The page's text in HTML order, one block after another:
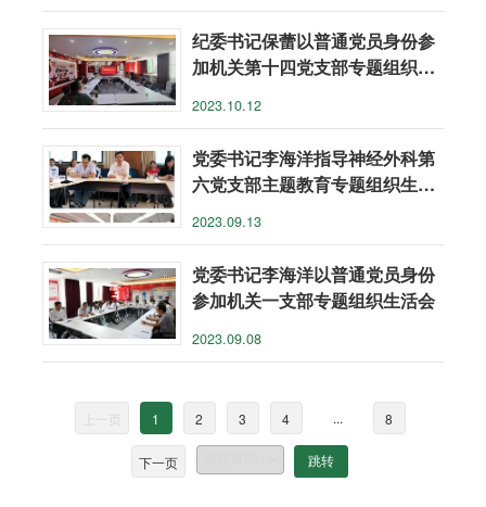
纪委书记保蕾以普通党员身份参
加机关第十四党支部专题组织生
2023.10.12
党委书记李海洋指导神经外科第
六党支部主题教育专题组织生活
2023.09.13
党委书记李海洋以普通党员身份
参加机关一支部专题组织生活会
2023.09.08
上一页 1 2 3 4 ... 8
下一页 跳转